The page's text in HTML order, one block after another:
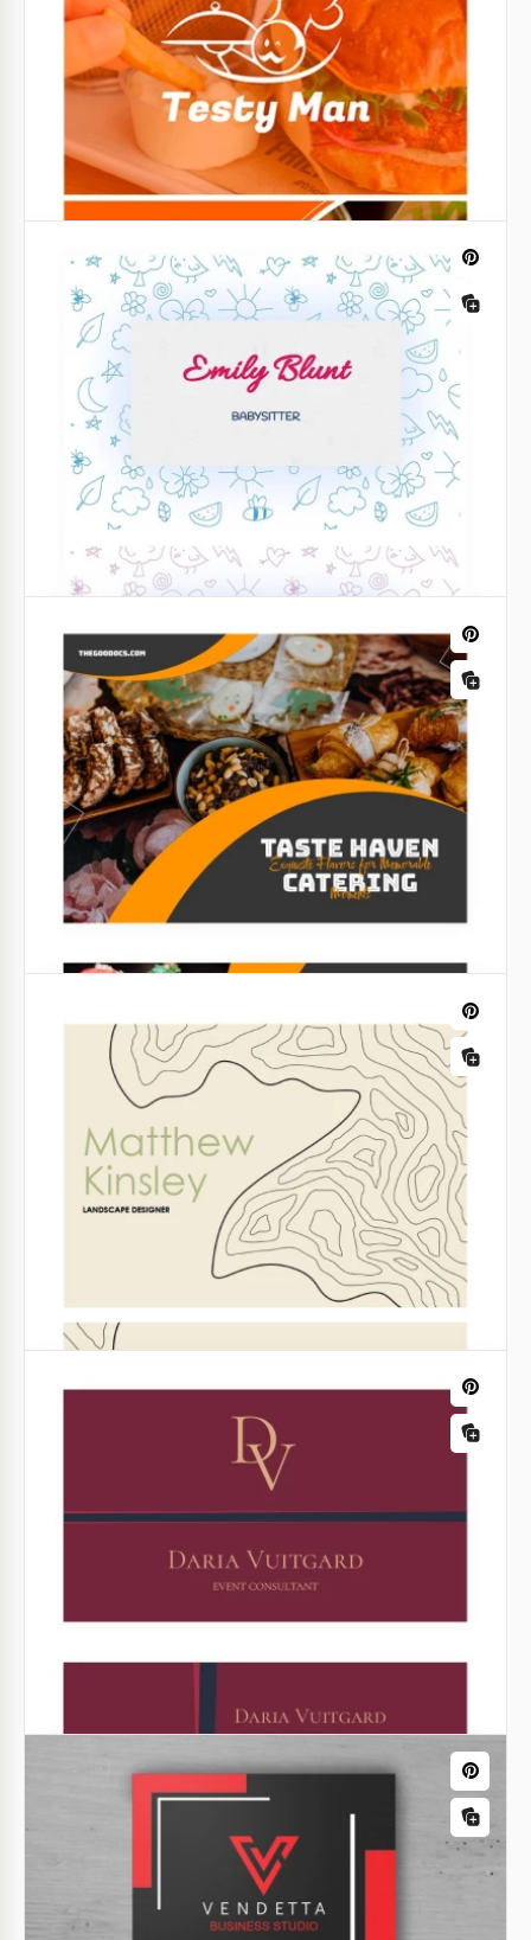
Portanto, decidimos criar um que ficasse bonito e
moderno ao mesmo tempo.
Google Docs
Cartão de visita colorido de ioga
Você está trabalhando como instrutor de yoga
pessoal e quer ter o cartão de visita mais original,
personalizado e incomum? Então você veio ao lugar
certo.
Google Slides
Cartão de visita de fast food
Nosso modelo gratuito de cartão de visita para Fast
Food com um design personalizado certamente
atrairá novos clientes para o seu estabelecimento!
Google Docs
Você trabalha como babá? Cada um de seus novos
clientes deve ter detalhes de contato atualizados,
horários de funcionamento ou links para suas redes
sociais!
Google Slides
Cartão de visita da Orange Catering
Apresentamos nosso modelo de Cartão de Visita de
saboroso aos seus serviços culinários e deixar uma
impressão duradoura!
Cartão de Visita de Paisagismo
Nosso modelo de cartão de visita personalizado
para empresas de paisagismo com um design único
é a melhor opção para qualquer designer de